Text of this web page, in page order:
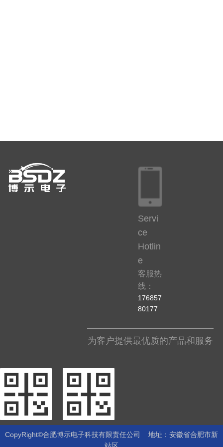
Servi
ce
Hotlin
e
客服热
线：
176857
80177
为客户提供最优质的产品和服务
CopyRight©合肥博示电子科技有限责任公司 地址：安徽省合肥市新